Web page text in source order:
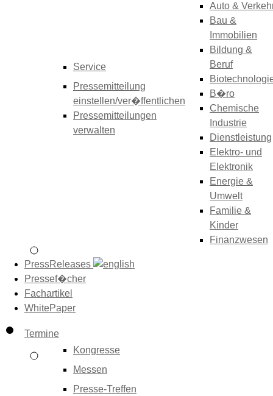
Service
Pressemitteilung
einstellen/ver�ffentlichen
Pressemitteilungen
verwalten
Auto &
Bau &
Immobilien
Bildung &
Beruf
B�ro
Chemische
Industrie
Dienstleistung
Elektro- und
Elektronik
Energie &
Umwelt
Familie &
Kinder
Finanzwesen
PressReleases
Pressef�cher
Fachartikel
WhitePaper
Termine
Kongresse
Messen
Presse-Treffen